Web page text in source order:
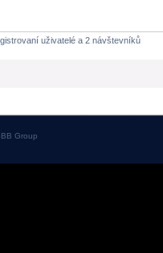
uživatelé a 2 návštevníků
Group